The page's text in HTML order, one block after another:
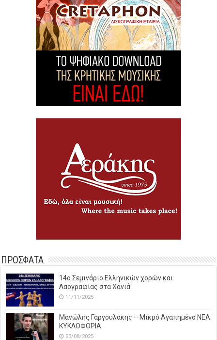
ΠΡΟΣΦΑΤΑ
14o Σεμινάριο Ελληνικών χορών και
Λαογραφίας στα Χανιά
11/11/2025
Μανώλης Γαργουλάκης – Μικρό Αγαπημένο NEΑ
ΚΥΚΛΟΦΟΡΙΑ
23/08/2025